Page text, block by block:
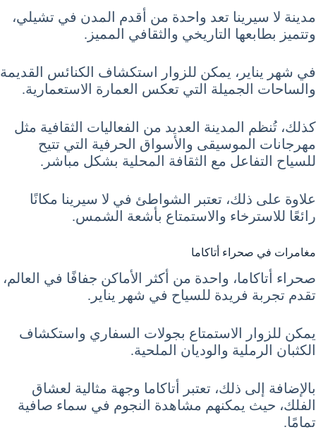
مدينة لا سيرينا تعد واحدة من أقدم المدن في تشيلي،
وتتميز بطابعها التاريخي والثقافي المميز.
في شهر يناير، يمكن للزوار استكشاف الكنائس القديمة
والساحات الجميلة التي تعكس العمارة الاستعمارية.
كذلك، تُنظم المدينة العديد من الفعاليات الثقافية مثل
مهرجانات الموسيقى والأسواق الحرفية التي تتيح
للسياح التفاعل مع الثقافة المحلية بشكل مباشر.
علاوة على ذلك، تعتبر الشواطئ في لا سيرينا مكانًا
رائعًا للاسترخاء والاستمتاع بأشعة الشمس.
مغامرات في صحراء أتاكاما
صحراء أتاكاما، واحدة من أكثر الأماكن جفافًا في العالم،
تقدم تجربة فريدة للسياح في شهر يناير.
يمكن للزوار الاستمتاع بجولات السفاري واستكشاف
الكثبان الرملية والوديان الملحية.
بالإضافة إلى ذلك، تعتبر أتاكاما وجهة مثالية لعشاق
الفلك، حيث يمكنهم مشاهدة النجوم في سماء صافية
تمامًا.